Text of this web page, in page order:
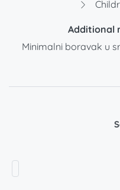
Additional
Minimalni boravak u